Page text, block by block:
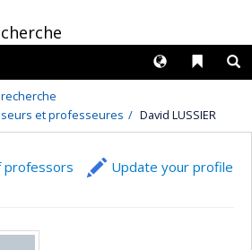
Liens
Langues
et professeures
David LUSSIER
professors Update your profile